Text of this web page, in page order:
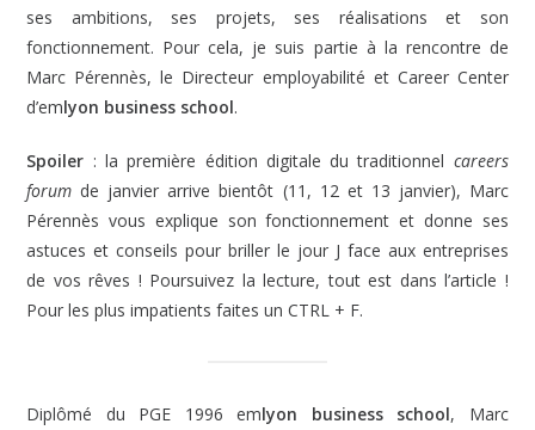
ses ambitions, ses projets, ses réalisations et son
fonctionnement. Pour cela, je suis partie à la rencontre de
Marc Pérennès, le Directeur employabilité et Career Center
d’emlyon business school.
Spoiler : la première édition digitale du traditionnel careers
forum de janvier arrive bientôt (11, 12 et 13 janvier), Marc
Pérennès vous explique son fonctionnement et donne ses
astuces et conseils pour briller le jour J face aux entreprises
de vos rêves ! Poursuivez la lecture, tout est dans l’article !
Pour les plus impatients faites un CTRL + F.
Diplômé du PGE 1996 emlyon business school, Marc